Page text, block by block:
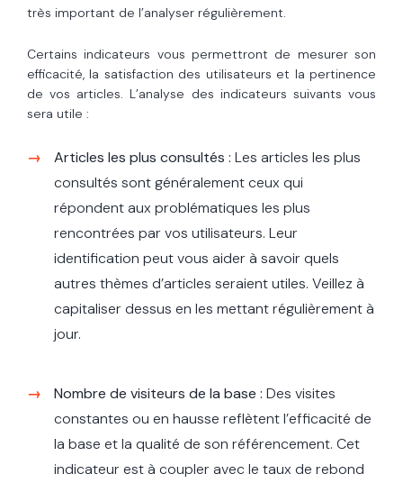
très important de l’analyser régulièrement.
Certains indicateurs vous permettront de mesurer son
efficacité, la satisfaction des utilisateurs et la pertinence
de vos articles. L’analyse des indicateurs suivants vous
sera utile :
Articles les plus consultés : Les articles les plus
consultés sont généralement ceux qui
répondent aux problématiques les plus
rencontrées par vos utilisateurs. Leur
identification peut vous aider à savoir quels
autres thèmes d’articles seraient utiles. Veillez à
capitaliser dessus en les mettant régulièrement à
jour.
Nombre de visiteurs de la base : Des visites
constantes ou en hausse reflètent l’efficacité de
la base et la qualité de son référencement. Cet
indicateur est à coupler avec le taux de rebond